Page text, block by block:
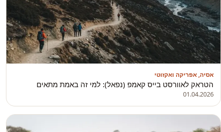
אסיה, אפריקה ואקזוטי
הטראק לאוורסט בייס קאמפ (נפאל): למי זה באמת מתאים
01.04.2026